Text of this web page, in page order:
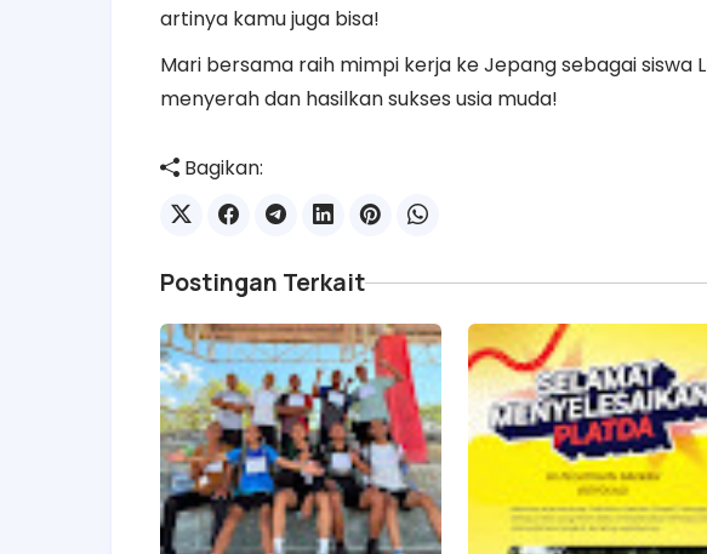
artinya kamu juga bisa!
Mari bersama raih mimpi kerja ke Jepang sebagai siswa
menyerah dan hasilkan sukses usia muda!
Bagikan:
Postingan Terkait